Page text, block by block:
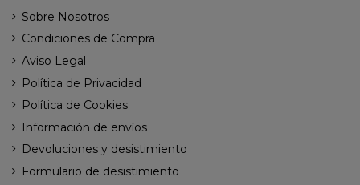
Sobre Nosotros
Condiciones de Compra
Aviso Legal
Política de Privacidad
Política de Cookies
Información de envíos
Devoluciones y desistimiento
Formulario de desistimiento